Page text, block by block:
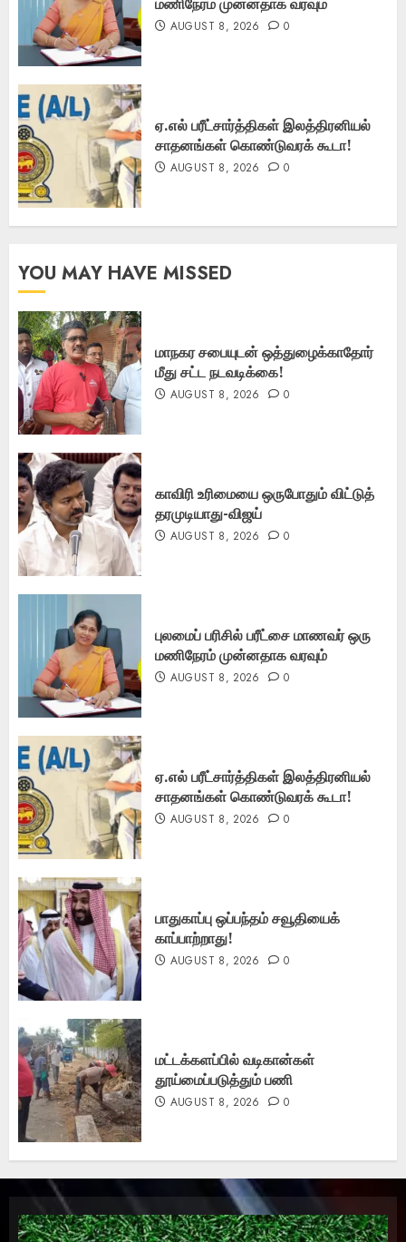
AUGUST 8, 2026 0
ஏ.எல் பரீட்சார்த்திகள் இலத்திரனியல்
சாதனங்கள் கொண்டுவரக் கூடா!
AUGUST 8, 2026 0
YOU MAY HAVE MISSED
மாநகர சபையுடன் ஒத்துழைக்காதோர்
மீது சட்ட நடவடிக்கை!
AUGUST 8, 2026 0
காவிரி உரிமையை ஒருபோதும் விட்டுத்
தரமுடியாது-விஜய்
AUGUST 8, 2026 0
புலமைப் பரிசில் பரீட்சை மாணவர் ஒரு
மணிநேரம் முன்னதாக வரவும்
AUGUST 8, 2026 0
ஏ.எல் பரீட்சார்த்திகள் இலத்திரனியல்
சாதனங்கள் கொண்டுவரக் கூடா!
AUGUST 8, 2026 0
பாதுகாப்பு ஒப்பந்தம் சவூதியைக்
காப்பாற்றாது!
AUGUST 8, 2026 0
மட்டக்களப்பில் வடிகான்கள்
தூய்மைப்படுத்தும் பணி
AUGUST 8, 2026 0